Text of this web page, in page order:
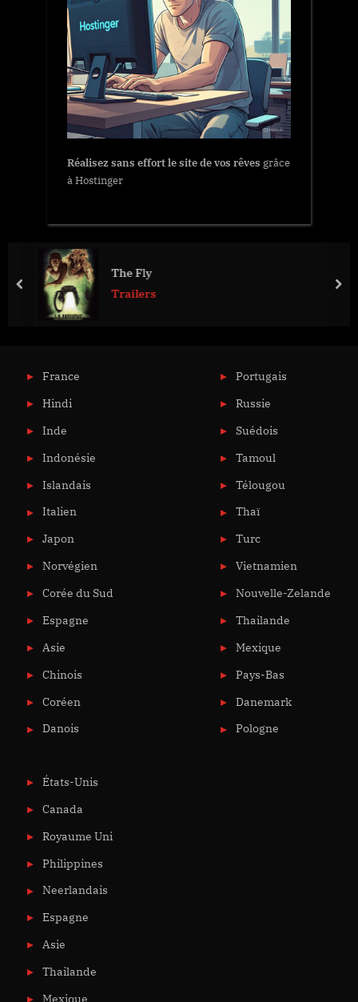
Réalisez sans effort le site de vos rêves grâce
à Hostinger
The Fly
Trailers
prev
France
Hindi
Inde
Indonésie
Islandais
Italien
Japon
Norvégien
Corée du Sud
Espagne
Asie
Chinois
Coréen
Danois
Portugais
Russie
Suédois
Tamoul
Télougou
Thaï
Turc
Vietnamien
Nouvelle-Zelande
Thailande
Mexique
Pays-Bas
Danemark
Pologne
États-Unis
Canada
Royaume Uni
Philippines
Neerlandais
Espagne
Asie
Thailande
Mexique